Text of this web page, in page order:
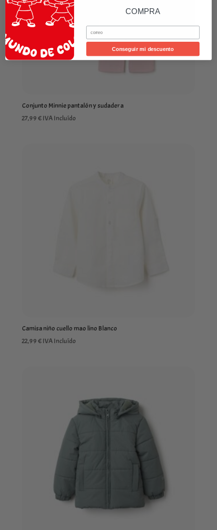
Conjunto Minnie pantalón y sudadera
27,99€IVA Incluído
Camisa niño cuello mao lino Blanco
22,99€IVA Incluído
COMPRA
Email
Conseguir mi descuento